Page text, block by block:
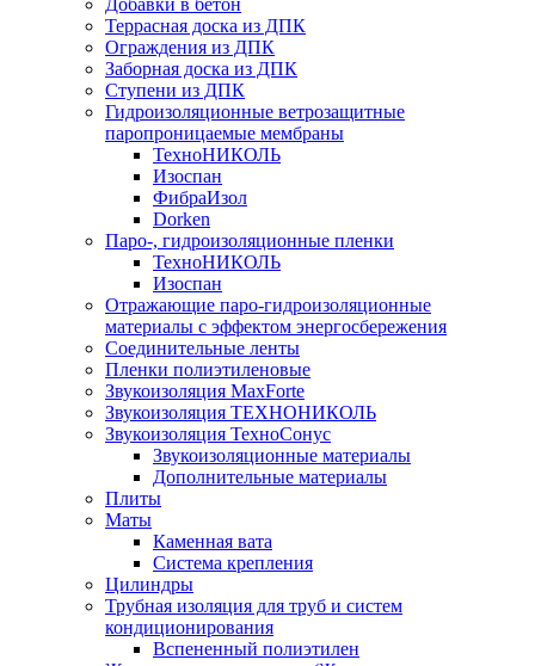
Добавки в бетон
Террасная доска из ДПК
Ограждения из ДПК
Заборная доска из ДПК
Ступени из ДПК
Гидроизоляционные ветрозащитные
паропроницаемые мембраны
ТехноНИКОЛЬ
Изоспан
ФибраИзол
Dorken
Паро-, гидроизоляционные пленки
ТехноНИКОЛЬ
Изоспан
Отражающие паро-гидроизоляционные
материалы с эффектом энергосбережения
Соединительные ленты
Пленки полиэтиленовые
Звукоизоляция MaxForte
Звукоизоляция ТЕХНОНИКОЛЬ
Звукоизоляция ТехноСонус
Звукоизоляционные материалы
Дополнительные материалы
Плиты
Маты
Каменная вата
Система крепления
Цилиндры
Трубная изоляция для труб и систем
кондиционирования
Вспененный полиэтилен